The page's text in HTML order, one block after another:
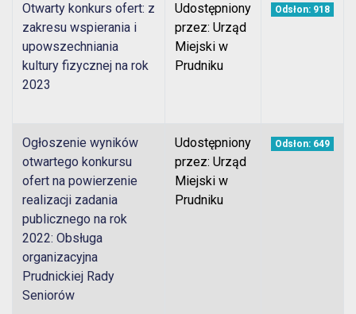
Otwarty konkurs ofert: z
zakresu wspierania i
upowszechniania
kultury fizycznej na rok
2023
Udostępniony
przez: Urząd
Miejski w
Prudniku
Odsłon: 918
Ogłoszenie wyników
otwartego konkursu
ofert na powierzenie
realizacji zadania
publicznego na rok
2022: Obsługa
organizacyjna
Prudnickiej Rady
Seniorów
Udostępniony
przez: Urząd
Miejski w
Prudniku
Odsłon: 649